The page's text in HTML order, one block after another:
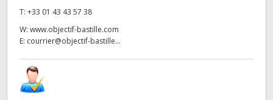
T: +33 01 43 43 57 38
W: www.objectif-bastille.com
E: courrier@objectif-bastille...